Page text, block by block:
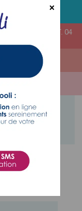
93 16 76 00
EXTERNES
- T. 04
et conseils
×